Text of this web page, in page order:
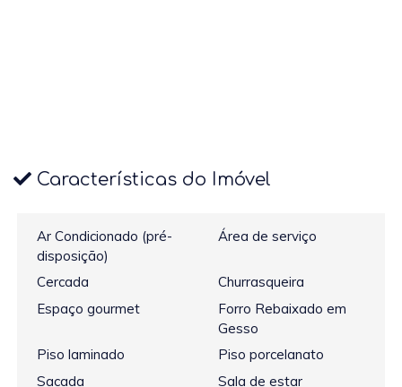
Características do Imóvel
Ar Condicionado (pré-
disposição)
Área de serviço
Cercada
Churrasqueira
Espaço gourmet
Forro Rebaixado em
Gesso
Piso laminado
Piso porcelanato
Sacada
Sala de estar